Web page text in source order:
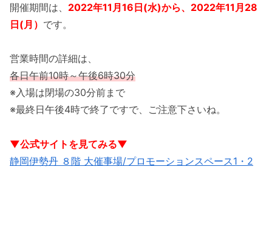
開催期間は、 2022年11月16日(水)から、2022年11月28
日(月） です。
営業時間の詳細は、
各日午前10時～午後6時30分
※入場は閉場の30分前まで
※最終日午後4時で終了ですで、ご注意下さいね。
▼公式サイトを見てみる▼
静岡伊勢丹 ８階 大催事場/プロモーションスペース1・2